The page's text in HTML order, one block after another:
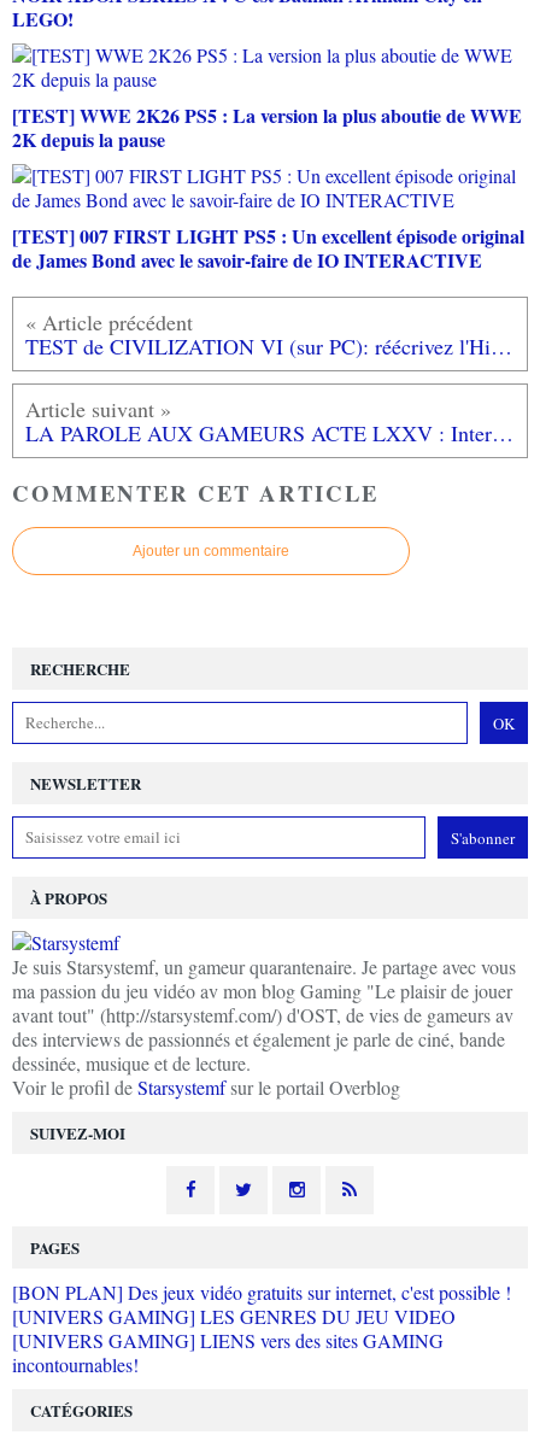
LEGO!
[TEST] WWE 2K26 PS5 : La version la plus aboutie de WWE
2K depuis la pause
[TEST] 007 FIRST LIGHT PS5 : Un excellent épisode original
de James Bond avec le savoir-faire de IO INTERACTIVE
TEST de CIVILIZATION VI (sur PC): réécrivez l'Histoire en tour par tour
LA PAROLE AUX GAMEURS ACTE LXXV : Interview d' ED WALLACE
COMMENTER CET ARTICLE
Ajouter un commentaire
NEWSLETTER
SUIVEZ-MOI
RECHERCHE
À PROPOS
Je suis Starsystemf, un gameur quarantenaire. Je partage avec vous
ma passion du jeu vidéo av mon blog Gaming "Le plaisir de jouer
avant tout" (http://starsystemf.com/) d'OST, de vies de gameurs av
des interviews de passionnés et également je parle de ciné, bande
dessinée, musique et de lecture.
Voir le profil deStarsystemfsur le portail Overblog
PAGES
[BON PLAN] Des jeux vidéo gratuits sur internet, c'est possible !
[UNIVERS GAMING] LES GENRES DU JEU VIDEO
[UNIVERS GAMING] LIENS vers des sites GAMING
incontournables!
CATÉGORIES